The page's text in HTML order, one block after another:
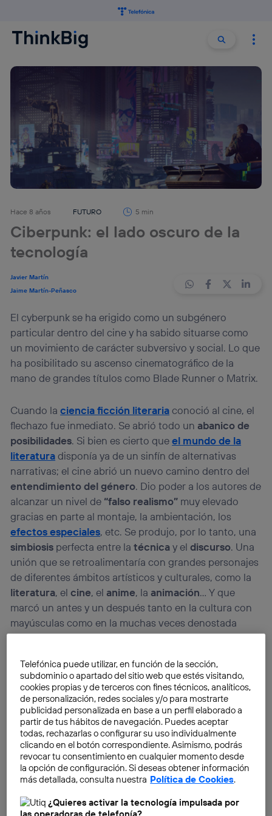
Buscar
Hace 8 años FUTURO 5 min
Ciberpunk: el lado oscuro de la
tecnología
Javier Martín
Jaime Martín-Peñasco
El cyberpunk se ha erigido como un subgénero
particular dentro del cine y ha sabido situarse como
un movimiento de carácter subversivo y social. Lo que
ha posibilitado su ascenso cinematográfico de la
mano de grandes títulos como Blade Runner o Matrix.
Cuando laciencia ficción literariaconoció al cine, el
flechazo fue inmediato. Se abrió todo un abanico de
posibilidades. Si bien es cierto queel mundo de la
literaturadisponía ya de un sinfín de alternativas
narrativas; el cine abrió un nuevo camino dentro del
entendimiento del género. Dio poder a los autores de
alcanzar un nivel de “falso realismo” muy elevado
gracias en parte al montaje, la ambientación, los
efectos especiales, etc. Se produjo, por lo tanto, una
simbiosis perfecta entre latécnicay eldiscurso. Una
unión que se retroalimentaría con grandes personajes
de diferentes ámbitos artísticos y culturales, como la
literatura, elcine, el anime, la animación… Y que
marcó un antes y un después tanto en la cultura con
mayúsculas como en la muchas veces denostada
cultura pop.
El ciberpunk como subgénero
El ciberpunk se podría considerar unsubgénerode la
ciencia ficción, y suele estar relacionado con elcine
negroy elneo-noir. Su caldo de cultivo es una
sociedad futuristaambientada en un futuro no muy
lejano donde, en la mayoría de los casos, la tecnología
supone o ha supuesto un freno muy importante en el
desarrollo socialde la gente. Principalmente
propiciado por
Tyrell CorporationenBlade Runner.
Telefónica puede utilizar, en función de la sección,
subdominio o apartado del sitio web que estés visitando,
cookies propias y de terceros con fines técnicos, analíticos,
de personalización, redes sociales y/o para mostrarte
publicidad personalizada en base a un perfil elaborado a
partir de tus hábitos de navegación. Puedes aceptar
todas, rechazarlas o configurar su uso individualmente
clicando en el botón correspondiente. Asimismo, podrás
revocar tu consentimiento en cualquier momento desde
la opción de configuración. Si deseas obtener información
más detallada, consulta nuestra Política de Cookies.
¿Quieres activar la tecnología impulsada por
las operadoras de telefonía?